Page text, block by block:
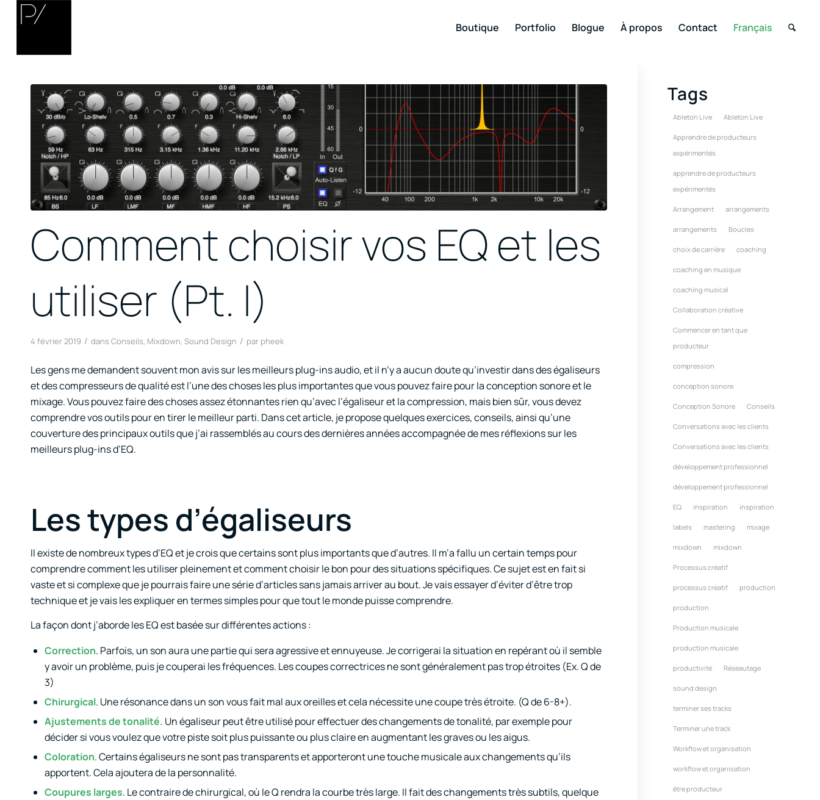
Boutique Portfolio Blogue À propos Contact Français
Comment choisir vos EQ et les
utiliser (Pt. I)
4 février 2019 / dans Conseils, Mixdown, Sound Design / par pheek
Les gens me demandent souvent mon avis sur les meilleurs plug-ins audio, et il n’y a aucun doute qu’investir dans des égaliseurs
et des compresseurs de qualité est l’une des choses les plus importantes que vous pouvez faire pour la conception sonore et le
mixage. Vous pouvez faire des choses assez étonnantes rien qu’avec l’égaliseur et la compression, mais bien sûr, vous devez
comprendre vos outils pour en tirer le meilleur parti. Dans cet article, je propose quelques exercices, conseils, ainsi qu’une
couverture des principaux outils que j’ai rassemblés au cours des dernières années accompagnée de mes réflexions sur les
meilleurs plug-ins d’EQ.
Les types d’égaliseurs
Il existe de nombreux types d’EQ et je crois que certains sont plus importants que d’autres. Il m’a fallu un certain temps pour
comprendre comment les utiliser pleinement et comment choisir le bon pour des situations spécifiques. Ce sujet est en fait si
vaste et si complexe que je pourrais faire une série d’articles sans jamais arriver au bout. Je vais essayer d’éviter d’être trop
technique et je vais les expliquer en termes simples pour que tout le monde puisse comprendre.
La façon dont j’aborde les EQ est basée sur différentes actions :
Correction. Parfois, un son aura une partie qui sera agressive et ennuyeuse. Je corrigerai la situation en repérant où il semble
y avoir un problème, puis je couperai les fréquences. Les coupes correctrices ne sont généralement pas trop étroites (Ex. Q de
3)
Chirurgical. Une résonance dans un son vous fait mal aux oreilles et cela nécessite une coupe très étroite. (Q de 6-8+).
Ajustements de tonalité. Un égaliseur peut être utilisé pour effectuer des changements de tonalité, par exemple pour
décider si vous voulez que votre piste soit plus puissante ou plus claire en augmentant les graves ou les aigus.
Coloration. Certains égaliseurs ne sont pas transparents et apporteront une touche musicale aux changements qu’ils
apportent. Cela ajoutera de la personnalité.
Coupures larges. Le contraire de chirurgical, où le Q rendra la courbe très large. Il fait des changements très subtils, quelque
Tags
Ableton Live Ableton Live
Apprendre de producteurs
expérimentés
apprendre de producteurs
expérimentés
Arrangement arrangements
arrangements Boucles
choix de carrière coaching
coaching en musique
coaching musical
Collaboration créative
Commencer en tant que
producteur
compression
conception sonore
Conception Sonore Conseils
Conversations avec les clients
Conversations avec les clients
développement professionnel
développement professionnel
EQ inspiration inspiration
labels mastering mixage
mixdown mixdown
Processus créatif
processus créatif production
production
Production musicale
production musicale
productivité Réseautage
sound design
terminer ses tracks
Terminer une track
Workflow et organisation
workflow et organisation
être producteur